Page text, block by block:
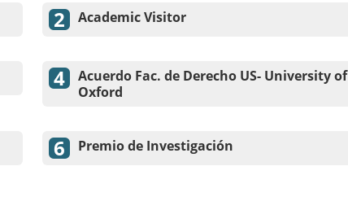
Academic Visitor
Acuerdo Fac. de Derecho US- University of
Oxford
Premio de Investigación